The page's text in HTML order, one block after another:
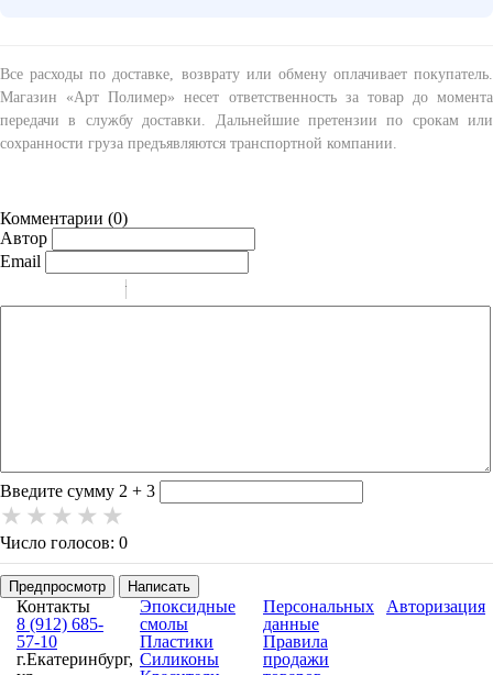
Все расходы по доставке, возврату или обмену оплачивает покупатель.
Магазин «Арт Полимер» несет ответственность за товар до момента
передачи в службу доставки. Дальнейшие претензии по срокам или
сохранности груза предъявляются транспортной компании.
Комментарии (0)
Автор
Email
-
-
-
Введите сумму 2 + 3
Число голосов: 0
Предпросмотр Написать
Контакты
8 (912) 685-
57-10
г.Екатеринбург,
Эпоксидные
смолы
Пластики
Силиконы
Персональных
данные
Правила
продажи
Авторизация